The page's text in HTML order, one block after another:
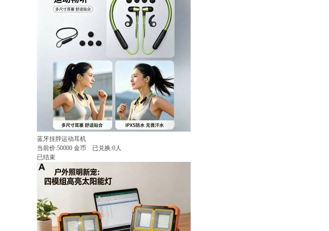
蓝牙挂脖运动耳机
当前价:50000 金币
已兑换:0人
已结束